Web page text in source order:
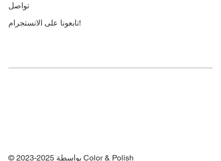
تواصل
تابعونا على الانستجرام!
© 2023-2025 بواسطة Color & Polish